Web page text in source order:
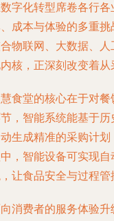
字化转型席卷各行
成本与体验的多重
物联网、大数据、
核，正深刻改变着
食堂的核心在于对
，智能系统能基于
生成精准的采购计
，智能设备可实现
让食品安全与过程管
消费者的服务体验